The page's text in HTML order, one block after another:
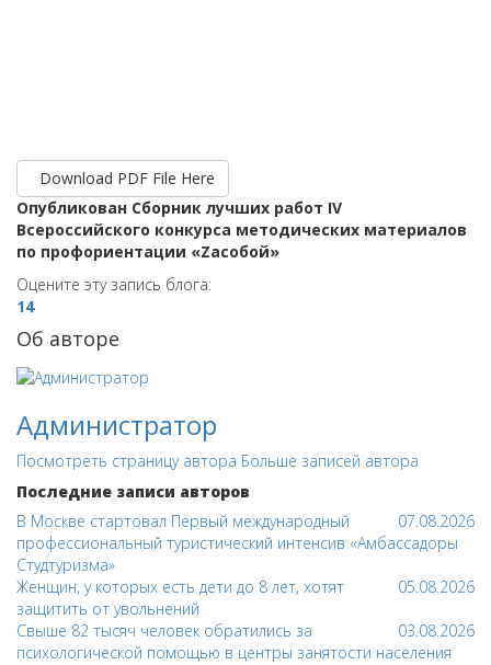
Download PDF File Here
Опубликован Сборник лучших работ IV
Всероссийского конкурса методических материалов
по профориентации «Zасобой»
Оцените эту запись блога:
14
Об авторе
Администратор
Посмотреть страницу автора Больше записей автора
Последние записи авторов
07.08.2026
В Москве стартовал Первый международный
профессиональный туристический интенсив «Амбассадоры
Студтуризма»
05.08.2026
Женщин, у которых есть дети до 8 лет, хотят
защитить от увольнений
03.08.2026
Свыше 82 тысяч человек обратились за
психологической помощью в центры занятости населения